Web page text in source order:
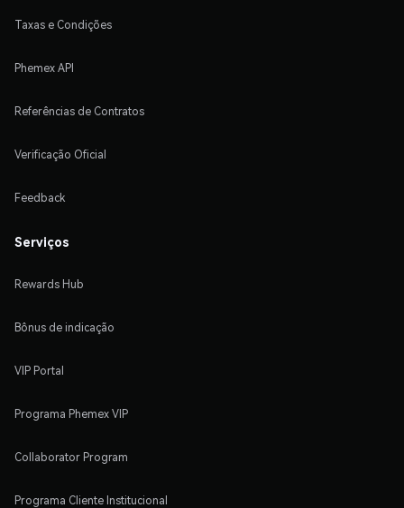
Taxas e Condições
Phemex API
Referências de Contratos
Verificação Oficial
Feedback
Serviços
Rewards Hub
Bônus de indicação
VIP Portal
Programa Phemex VIP
Collaborator Program
Programa Cliente Institucional